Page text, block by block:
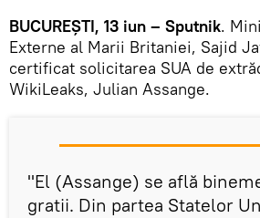
BUCUREȘTI, 13 iun – Sputnik.
Externe al Marii Britaniei, Sajid
certificat solicitarea SUA de
WikiLeaks, Julian Assange.
"El (Assange) se află
gratii. Din partea Statelor